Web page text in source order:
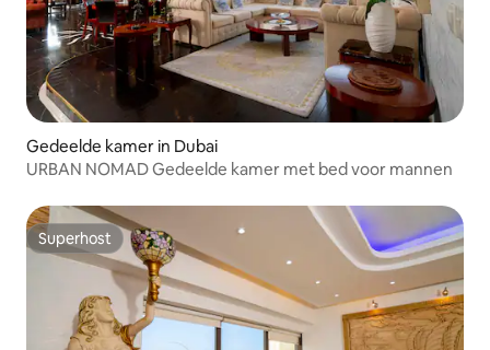
Gedeelde kamer in Dubai
URBAN NOMAD Gedeelde kamer met bed voor mannen
Superhost
Superhost